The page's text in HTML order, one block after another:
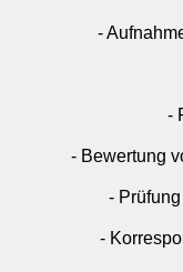
-
-
- Bewertung
-
-